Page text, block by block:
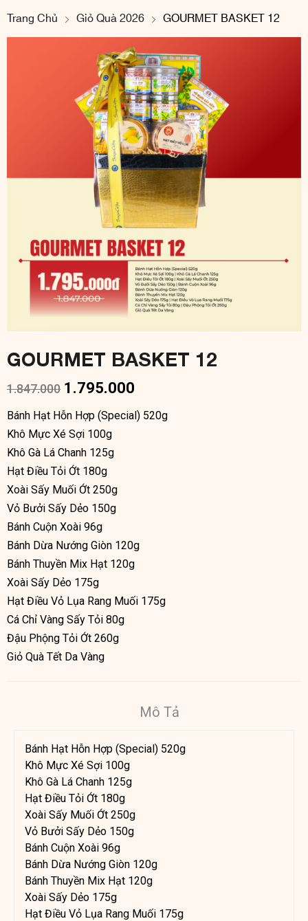
Trang Chủ Giỏ Quà 2026 GOURMET BASKET 12
GOURMET BASKET 12
1.847.000 1.795.000
Bánh Hạt Hỗn Hợp (Special) 520g
Khô Mực Xé Sợi 100g
Khô Gà Lá Chanh 125g
Hạt Điều Tỏi Ớt 180g
Xoài Sấy Muối Ớt 250g
Vỏ Bưởi Sấy Dẻo 150g
Bánh Cuộn Xoài 96g
Bánh Dừa Nướng Giòn 120g
Bánh Thuyền Mix Hạt 120g
Xoài Sấy Dẻo 175g
Hạt Điều Vỏ Lụa Rang Muối 175g
Cá Chỉ Vàng Sấy Tỏi 80g
Đậu Phộng Tỏi Ớt 260g
Giỏ Quà Tết Da Vàng
Mô Tả
Bánh Hạt Hỗn Hợp (Special) 520g
Khô Mực Xé Sợi 100g
Khô Gà Lá Chanh 125g
Hạt Điều Tỏi Ớt 180g
Xoài Sấy Muối Ớt 250g
Vỏ Bưởi Sấy Dẻo 150g
Bánh Cuộn Xoài 96g
Bánh Dừa Nướng Giòn 120g
Bánh Thuyền Mix Hạt 120g
Xoài Sấy Dẻo 175g
Hạt Điều Vỏ Lụa Rang Muối 175g